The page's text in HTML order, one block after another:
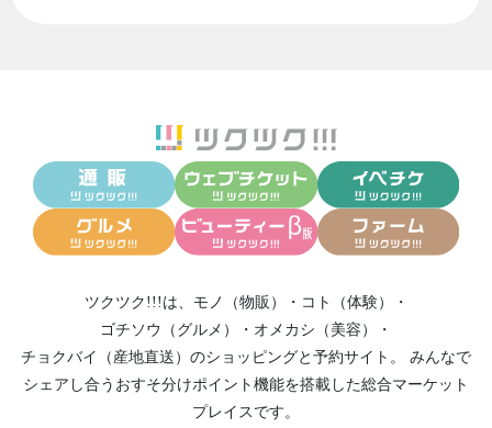
ツクツク!!!は、 モノ（物販） ・ コト（体験）
・
ゴチソウ（グルメ）
・ オメカシ（美容）
・
チョクバイ（産地直送） のショッピングと予約サイト。
みんなで
シェアし合う おすそ分けポイント機能を搭載した総合マーケット
プレイスです。